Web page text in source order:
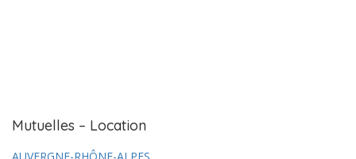
Mutuelles – Location
AUVERGNE-RHÔNE-ALPES